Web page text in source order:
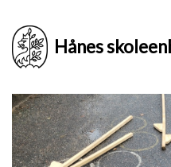
Hånes